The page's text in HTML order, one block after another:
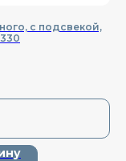
с подсвекой,